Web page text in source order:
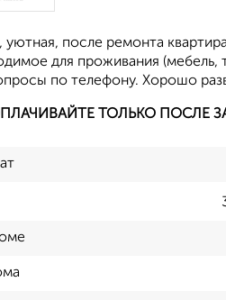
уютная, после ремонта
для проживания (мебель,
по телефону. Хорошо
ТОЛЬКО ПОСЛЕ